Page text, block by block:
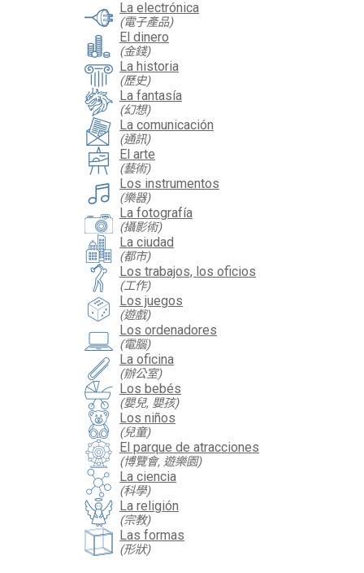
La electrónica
(電子產品)
El dinero
(金錢)
La historia
(歷史)
La fantasía
(幻想)
La comunicación
(通訊)
El arte
(藝術)
Los instrumentos
(樂器)
La fotografía
(攝影術)
La ciudad
(都市)
Los trabajos, los oficios
(工作)
Los juegos
(遊戲)
Los ordenadores
(電腦)
La oficina
(辦公室)
Los bebés
(嬰兒, 嬰孩)
Los niños
(兒童)
El parque de atracciones
(博覽會, 遊樂園)
La ciencia
(科學)
La religión
(宗教)
Las formas
(形狀)